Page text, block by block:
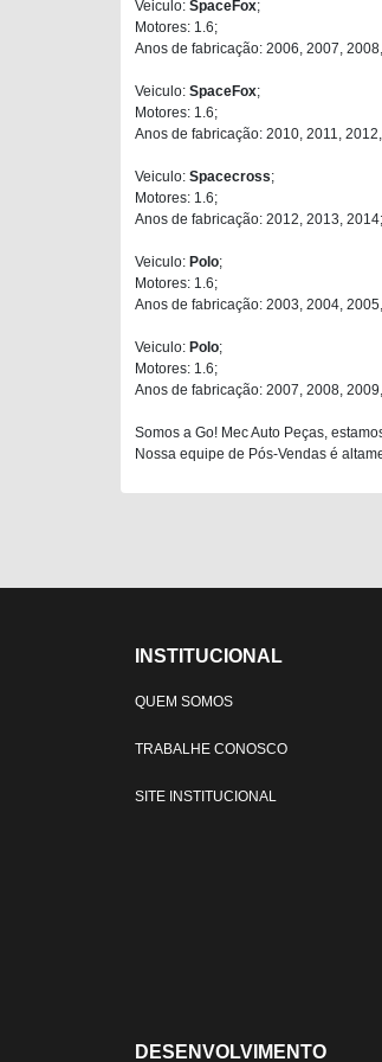
Veiculo: SpaceFox;
Motores: 1.6;
Anos de fabricação: 2006, 2007,
Veiculo: SpaceFox;
Motores: 1.6;
Anos de fabricação: 2010, 2011,
Veiculo: Spacecross;
Motores: 1.6;
Anos de fabricação: 2012, 2013, 2014;
Veiculo: Polo;
Motores: 1.6;
Anos de fabricação: 2003, 2004,
Veiculo: Polo;
Motores: 1.6;
Anos de fabricação: 2007, 2008,
Somos a Go! Mec Auto Peças,
Nossa equipe de Pós-Vendas é
INSTITUCIONAL
QUEM SOMOS
TRABALHE CONOSCO
SITE INSTITUCIONAL
DESENVOLVIMENTO